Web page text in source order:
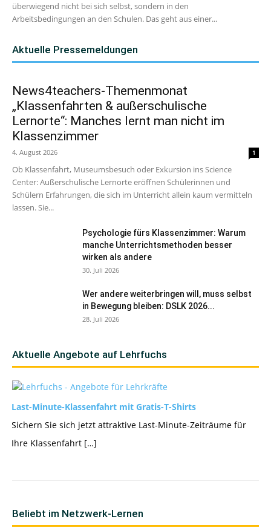
überwiegend nicht bei sich selbst, sondern in den
Arbeitsbedingungen an den Schulen. Das geht aus einer...
Aktuelle Pressemeldungen
News4teachers-Themenmonat
„Klassenfahrten & außerschulische
Lernorte“: Manches lernt man nicht im
Klassenzimmer
4. August 2026 1
Ob Klassenfahrt, Museumsbesuch oder Exkursion ins Science
Center: Außerschulische Lernorte eröffnen Schülerinnen und
Schülern Erfahrungen, die sich im Unterricht allein kaum vermitteln
lassen. Sie...
Psychologie fürs Klassenzimmer: Warum
manche Unterrichtsmethoden besser
wirken als andere
30. Juli 2026
Wer andere weiterbringen will, muss selbst
in Bewegung bleiben: DSLK 2026...
28. Juli 2026
Aktuelle Angebote auf Lehrfuchs
Last-Minute-Klassenfahrt mit Gratis-T-Shirts
Sichern Sie sich jetzt attraktive Last-Minute-Zeiträume für
Ihre Klassenfahrt […]
Beliebt im Netzwerk-Lernen